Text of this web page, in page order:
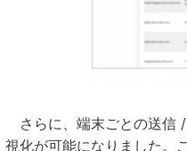
さらに、端末ごとの送信
視化が可能になりました。